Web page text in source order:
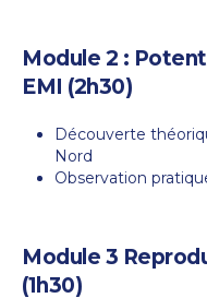
Module 2 :
EMI (2h30)
Découverte
Nord
Observation
Module 3
(1h30)